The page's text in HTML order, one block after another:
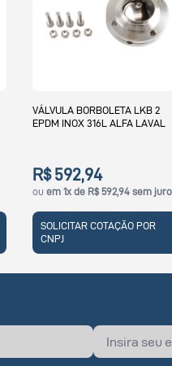
VÁLVULA BORBOLETA LKB
2" EPDM INOX 316L ALFA LAVAL
R$ 1.388,16
ou em 1x de R$ 1.388,16 sem
SOLICITAR COTAÇÃO POR
CNPJ